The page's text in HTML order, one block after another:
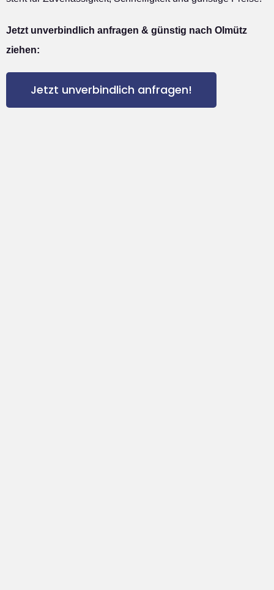
Jetzt unverbindlich anfragen & günstig nach Olmütz
ziehen:
Jetzt unverbindlich anfragen!